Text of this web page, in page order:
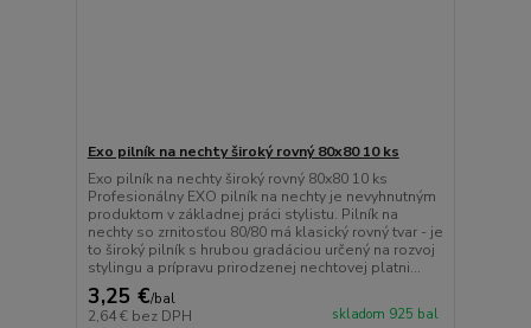
Exo pilník na nechty široký rovný 80x80 10 ks
Exo pilník na nechty široký rovný 80x80 10 ks
Profesionálny EXO pilník na nechty je nevyhnutným
produktom v základnej práci stylistu. Pilník na
nechty so zrnitosťou 80/80 má klasický rovný tvar - je
to široký pilník s hrubou gradáciou určený na rozvoj
stylingu a prípravu prirodzenej nechtovej platni...
3,25 €/bal
2,64 € bez DPH skladom 925 bal